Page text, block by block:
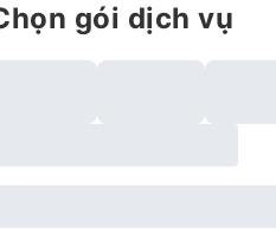
gói dịch vụ